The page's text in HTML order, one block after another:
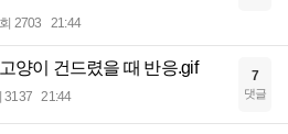
2703 21:44
양이 건드렸을 때 반응.gif
3137 21:44
7
댓글